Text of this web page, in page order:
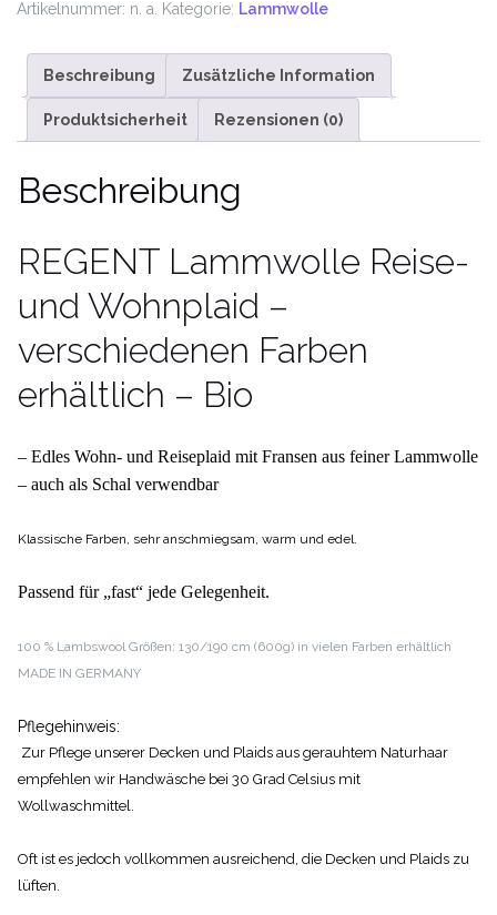
Artikelnummer: n. a. Kategorie: Lammwolle
Beschreibung Zusätzliche Information
Produktsicherheit Rezensionen (0)
Beschreibung
REGENT Lammwolle Reise-
und Wohnplaid –
verschiedenen Farben
erhältlich – Bio
– Edles Wohn- und Reiseplaid mit Fransen aus feiner Lammwolle
– auch als Schal verwendbar
Klassische Farben, sehr anschmiegsam, warm und edel.
Passend für „fast“ jede Gelegenheit.
100 % Lambswool Größen: 130/190 cm (600g) in vielen Farben erhältlich
MADE IN GERMANY
Pflegehinweis:
Zur Pflege unserer Decken und Plaids aus gerauhtem Naturhaar
empfehlen wir Handwäsche bei 30 Grad Celsius mit
Wollwaschmittel.
Oft ist es jedoch vollkommen ausreichend, die Decken und Plaids zu
lüften.